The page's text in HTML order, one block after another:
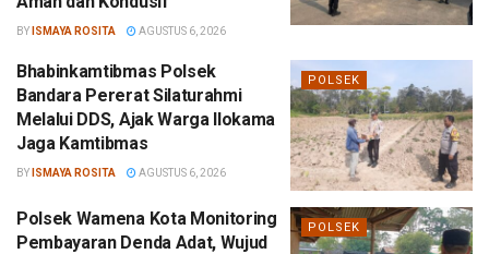
BY ISMAYA ROSITA AGUSTUS 6, 2026
POLSEK
Bhabinkamtibmas Polsek
Bandara Pererat Silaturahmi
Melalui DDS, Ajak Warga Ilokama
Jaga Kamtibmas
BY ISMAYA ROSITA AGUSTUS 6, 2026
POLSEK
Polsek Wamena Kota Monitoring
Pembayaran Denda Adat, Wujud